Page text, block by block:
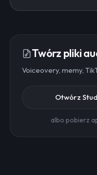
Twórz pliki
Voiceovery, memy,
Otwórz
albo pobierz